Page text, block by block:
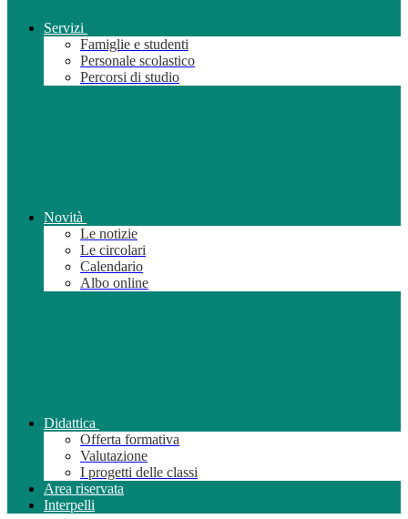
Servizi
Famiglie e studenti
Personale scolastico
Percorsi di studio
Novità
Le notizie
Le circolari
Calendario
Albo online
Didattica
Offerta formativa
Valutazione
I progetti delle classi
Area riservata
Interpelli